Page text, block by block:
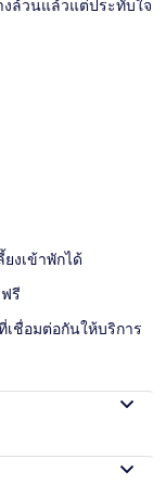
ล้วนแล้วแต่ประทับใจ
นี Landstraße
ยงเข้าพักได้
รี
เชื่อมต่อกันให้บริการ